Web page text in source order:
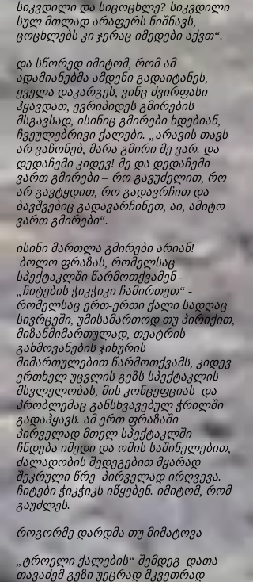
სიკვდილი და სიცოცხლე? სიკვდილი
სულ მთლად არაფერს ნიშნავს,
ცოცხლებს კი ჯერაც იმედები აქვთ“.
და სწორედ იმიტომ, რომ ამ
ადამიანებმა ამდენი გადაიტანეს,
ყველა დაკარგეს, ვინც ძვირფასი
ჰყავდათ, ევრიპიდეს გმირების
მსგავსად, ისინიც გმირები ხდებიან,
ჩვეულებრივი ქალები. „არავის თავს
არ ვაწონებ, მარა გმირი მე ვარ. და
დედაჩემი კიდევ! მე და დედაჩემი
ვართ გმირები – რო გავუძელით, რო
არ გავტყდით, რო გადავრჩით და
ბავშვებიც გადავარჩინეთ, აი, ამიტო
ვართ გმირები“.
ისინი მართლა გმირები არიან!
ბოლო ფრაზას, რომელსაც
სპექტაკლში წარმოთქვამენ -
„ჩიტების ჭიკჭიკი ჩამირთეთ“ -
რომელსაც ერთ-ერთი ქალი სადღაც
სივრცეში, უმისამართოდ თუ პირიქით,
მიზანმიმართულად, თეატრის
გახმოვანების ჯიხურის
მიმართულებით წარმოთქვამს, კიდევ
ერთხელ უცვლის გეზს სპექტაკლის
მსვლელობას, მის კონცეფციას და
პრობლემაც განსხვავებულ ჭრილში
გადაჰყავს. ამ ერთ ფრაზაში
პირველად მთელ სპექტაკლში
ჩნდება იმედი და ომის საშინელებით,
ძალადობის შედეგებით მყარად
შეკრული წრე პირველად ირღვევა.
ჩიტები ჭიკჭიკს იწყებენ. იმიტომ, რომ
გაუძლეს.
როგორმე დარდმა თუ მიმატოვა
„ტროელი ქალების“ შემდეგ დათა
თავაძემ გეზი უეცრად მკვეთრად